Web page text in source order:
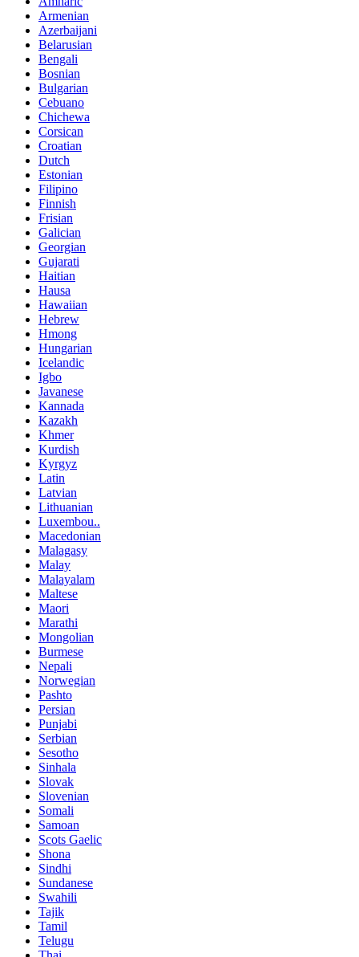
Armenian
Azerbaijani
Belarusian
Bengali
Bosnian
Bulgarian
Cebuano
Chichewa
Corsican
Croatian
Dutch
Estonian
Filipino
Finnish
Frisian
Galician
Georgian
Gujarati
Haitian
Hausa
Hawaiian
Hebrew
Hmong
Hungarian
Icelandic
Igbo
Javanese
Kannada
Kazakh
Khmer
Kurdish
Kyrgyz
Latin
Latvian
Lithuanian
Luxembou..
Macedonian
Malagasy
Malay
Malayalam
Maltese
Maori
Marathi
Mongolian
Burmese
Nepali
Norwegian
Pashto
Persian
Punjabi
Serbian
Sesotho
Sinhala
Slovak
Slovenian
Somali
Samoan
Scots Gaelic
Shona
Sindhi
Sundanese
Swahili
Tajik
Tamil
Telugu